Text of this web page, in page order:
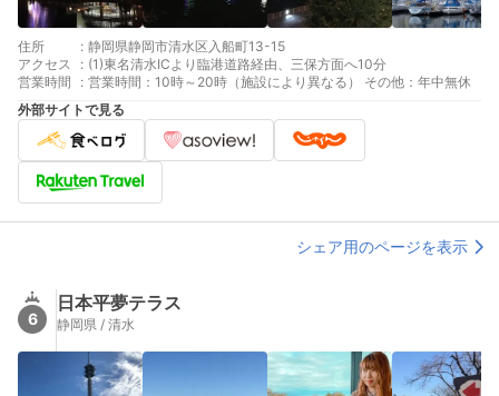
住所 : 静岡県静岡市清水区入船町13-15
アクセス
: (1)東名清水ICより臨港道路経由、三保方面へ10分
営業時間
: 営業時間：10時～20時（施設により異なる） その他：年中無休
外部サイトで見る
シェア用のページを表示
6
日本平夢テラス
静岡県 / 清水